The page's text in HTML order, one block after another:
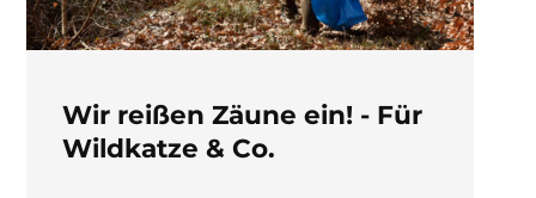
Wir reißen Zäune ein! - Für
Wildkatze & Co.